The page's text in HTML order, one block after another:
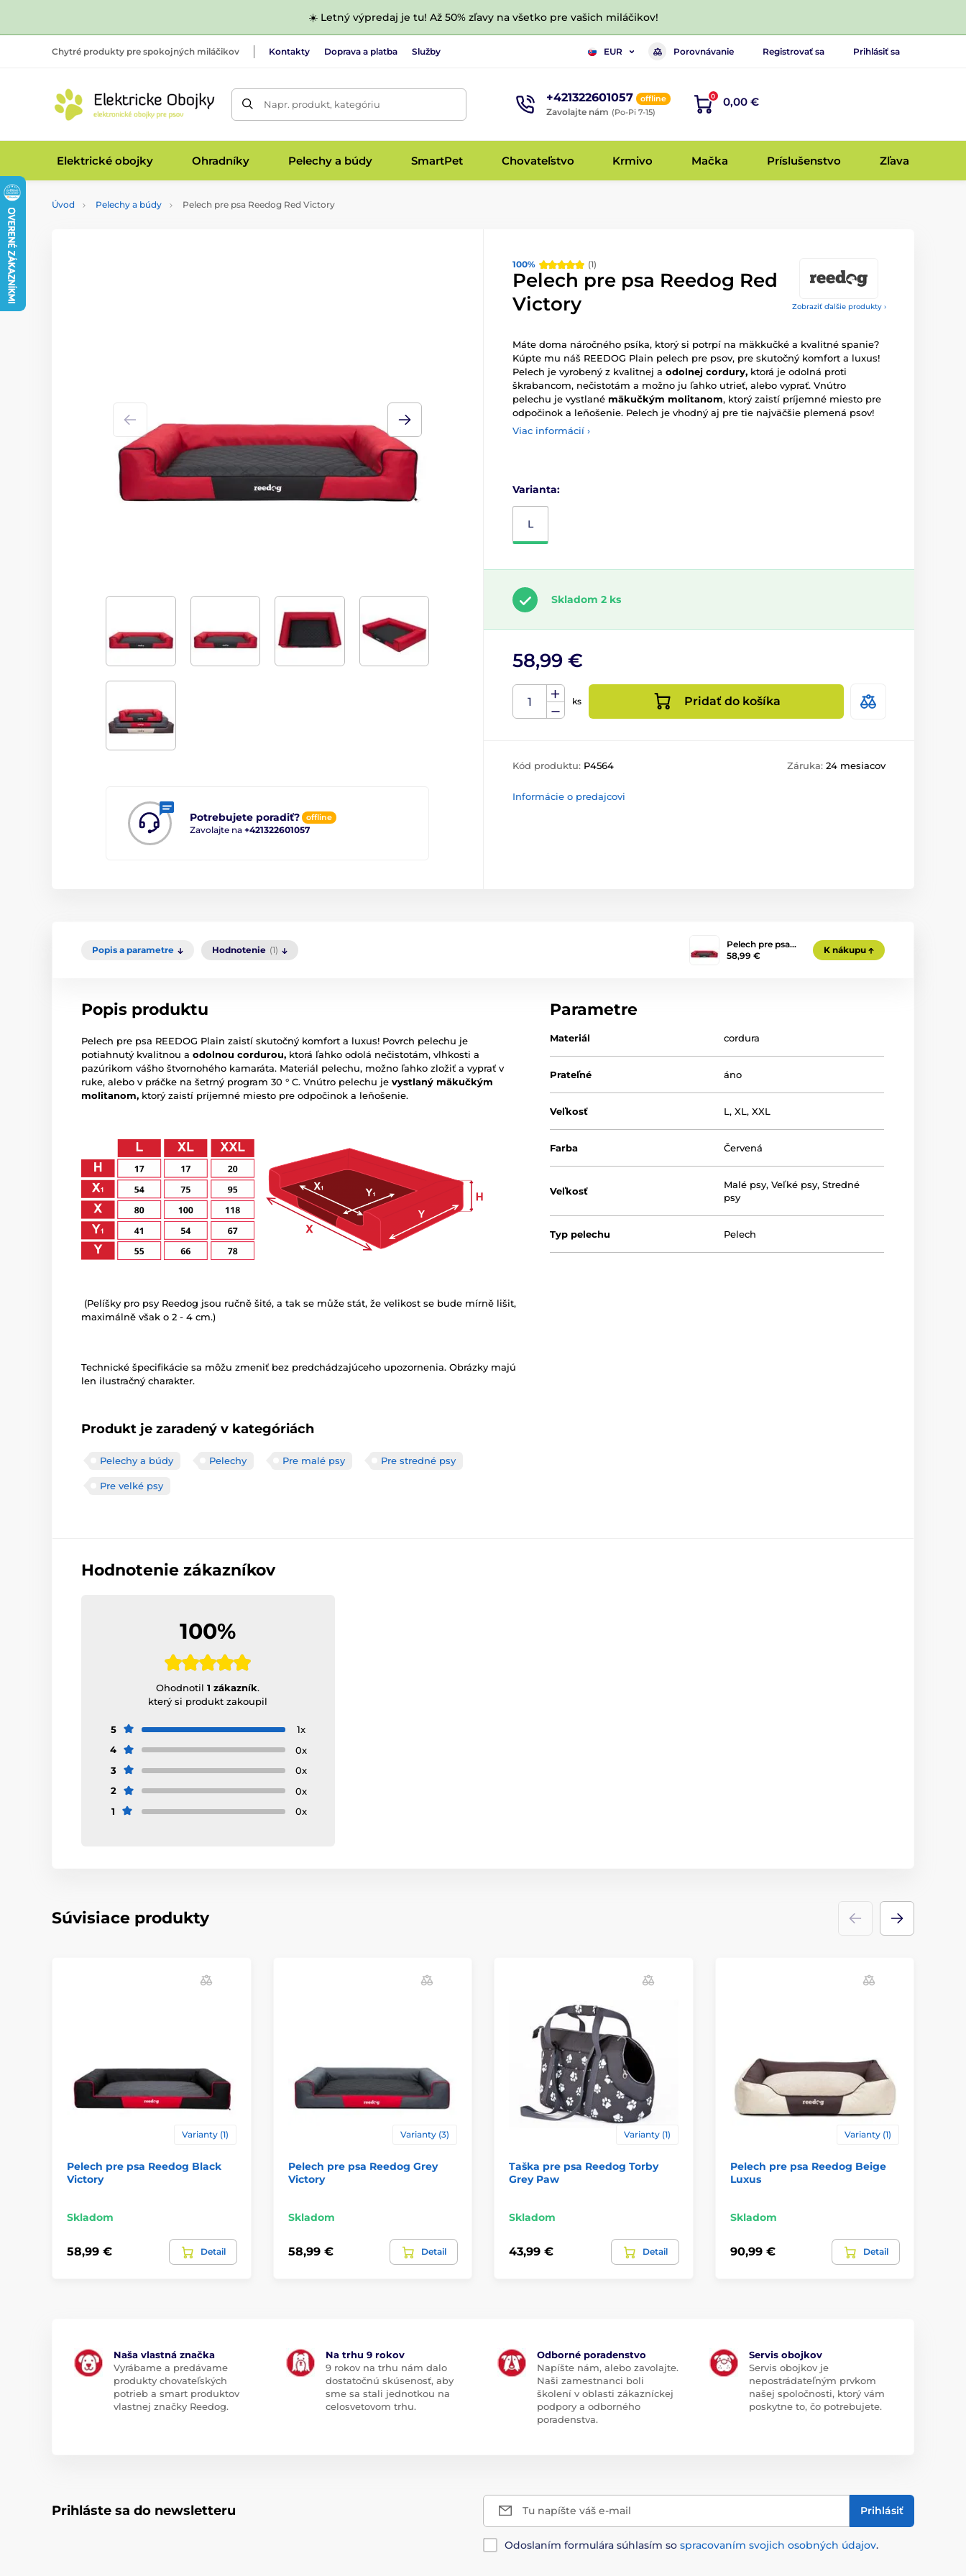
☀️ Letný výpredaj je tu! Až 50% zľavy na všetko pre vašich miláčikov!
Chytré produkty pre spokojných miláčikov Kontakty Doprava a platba Služby EUR Porovnávanie Registrovať sa Prihlásiť sa
Napr. produkt, kategóriu +421322601057 offline
Zavolajte nám (Po-Pi 7-15)
0 0,00 €
Elektrické obojky Ohradníky Pelechy a búdy SmartPet Chovateľstvo Krmivo Mačka Príslušenstvo Zľava
Úvod Pelechy a búdy Pelech pre psa Reedog Red Victory
100% (1)
Zobraziť ďalšie produkty ›
Potrebujete poradiť? offline
Zavolajte na +421322601057
Pelech pre psa Reedog Red
Victory
Máte doma náročného psíka, ktorý si potrpí na mäkkučké a kvalitné spanie?
Kúpte mu náš REEDOG Plain pelech pre psov, pre skutočný komfort a luxus!
Pelech je vyrobený z kvalitnej a odolnej cordury, ktorá je odolná proti
škrabancom, nečistotám a možno ju ľahko utrieť, alebo vyprať. Vnútro
pelechu je vystlané mäkučkým molitanom, ktorý zaistí príjemné miesto pre
odpočinok a leňošenie. Pelech je vhodný aj pre tie najväčšie plemená psov!
Viac informácií ›
Varianta:
L
Skladom 2 ks
58,99 €
ks Pridať do košíka
Kód produktu: P4564 Záruka: 24 mesiacov
Informácie o predajcovi
Popis a parametre Hodnotenie (1)
Pelech pre psa…
58,99 €
K nákupu
Popis produktu
Pelech pre psa REEDOG Plain zaistí skutočný komfort a luxus! Povrch pelechu je
potiahnutý kvalitnou a odolnou cordurou, ktorá ľahko odolá nečistotám, vlhkosti a
pazúrikom vášho štvornohého kamaráta. Materiál pelechu, možno ľahko zložiť a vyprať v
ruke, alebo v práčke na šetrný program 30 ° C. Vnútro pelechu je vystlaný mäkučkým
molitanom, ktorý zaistí príjemné miesto pre odpočinok a leňošenie.
(Pelíšky pro psy Reedog jsou ručně šité, a tak se může stát, že velikost se bude mírně lišit,
maximálně však o 2 - 4 cm.)
Technické špecifikácie sa môžu zmeniť bez predchádzajúceho upozornenia. Obrázky majú
len ilustračný charakter.
Produkt je zaradený v kategóriách
Pelechy a búdy Pelechy Pre malé psy Pre stredné psy
Pre velké psy
Parametre
Materiál cordura
Prateľné áno
Veľkosť L,XL,XXL
Farba Červená
Veľkosť
Malé psy,Veľké psy,Stredné
psy
Typ pelechu Pelech
Hodnotenie zákazníkov
100%
Ohodnotil1 zákazník.
který si produkt zakoupil
5
1x
4
0x
3
0x
2
0x
1
0x
Súvisiace produkty
Varianty (1)
Pelech pre psa Reedog Black
Victory
Skladom
58,99 € Detail
Varianty (3)
Pelech pre psa Reedog Grey
Victory
Skladom
58,99 € Detail
Varianty (1)
Taška pre psa Reedog Torby
Grey Paw
Skladom
43,99 € Detail
Varianty (1)
Pelech pre psa Reedog Beige
Luxus
Skladom
90,99 € Detail
Naša vlastná značka
Vyrábame a predávame
produkty chovateľských
potrieb a smart produktov
vlastnej značky Reedog.
Na trhu 9 rokov
9 rokov na trhu nám dalo
dostatočnú skúsenosť, aby
sme sa stali jednotkou na
celosvetovom trhu.
Odborné poradenstvo
Napíšte nám, alebo zavolajte.
Naši zamestnanci boli
školení v oblasti zákazníckej
podpory a odborného
poradenstva.
Servis obojkov
Servis obojkov je
nepostrádateľným prvkom
našej spoločnosti, ktorý vám
poskytne to, čo potrebujete.
Prihláste sa do newsletteru Tu napíšte váš e-mail Prihlásiť
Odoslaním formulára súhlasím so spracovaním svojich osobných údajov.